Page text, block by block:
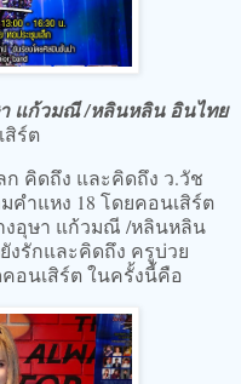
แก้วมณี /หลินหลิน อินไทย
ร์ต
ก คิดถึง และคิดถึง ว.วัช
คำแหง 18 โดยคอนเสิร์ต
งอุษา แก้วมณี /หลินหลิน
งรักและคิดถึง ครูบ่วย
อนเสิร์ต ในครั้งนี้คือ